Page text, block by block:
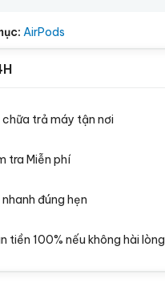
AirPods
chữa trả máy tận nơi
tra Miễn phí
nhanh đúng hẹn
tiền 100% nếu không hài lòng